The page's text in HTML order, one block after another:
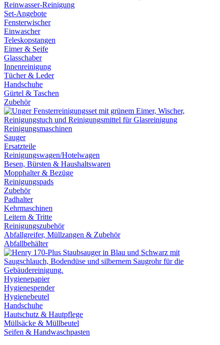
Reinwasser-Reinigung
Set-Angebote
Fensterwischer
Einwascher
Teleskopstangen
Eimer & Seife
Glasschaber
Innenreinigung
Tücher & Leder
Handschuhe
Gürtel & Taschen
Zubehör
Reinigungsmaschinen
Sauger
Ersatzteile
Reinigungswagen/Hotelwagen
Besen, Bürsten & Haushaltswaren
Mopphalter & Bezüge
Reinigungspads
Zubehör
Padhalter
Kehrmaschinen
Leitern & Tritte
Reinigungszubehör
Abfallgreifer, Müllzangen & Zubehör
Abfallbehälter
Hygienepapier
Hygienespender
Hygienebeutel
Handschuhe
Hautschutz & Hautpflege
Müllsäcke & Müllbeutel
Seifen & Handwaschpasten